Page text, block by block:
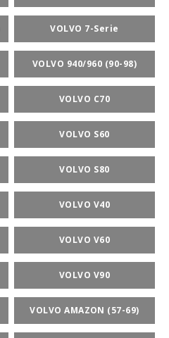
VOLVO 7-Serie
VOLVO 940/960 (90-98)
VOLVO C70
VOLVO S60
VOLVO S80
VOLVO V40
VOLVO V60
VOLVO V90
VOLVO AMAZON (57-69)